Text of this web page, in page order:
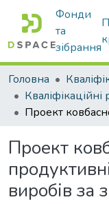
Фонди
та
зібрання
Головна
Проект
виробів за